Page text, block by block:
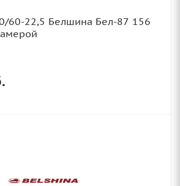
60-22,5 Белшина Бел-87 156